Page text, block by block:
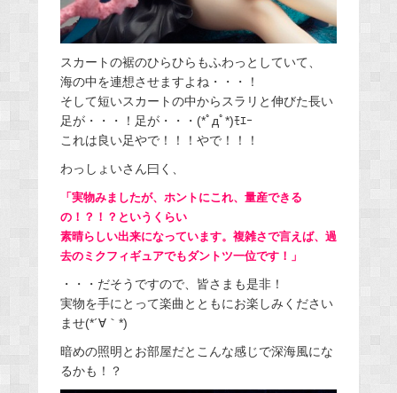
スカートの裾のひらひらもふわっとしていて、
海の中を連想させますよね・・・！
そして短いスカートの中からスラリと伸びた長い
足が・・・！足が・・・(*ﾟдﾟ*)ﾓｴｰ
これは良い足やで！！！やで！！！
わっしょいさん曰く、
「実物みましたが、ホントにこれ、量産できる
の！？！？というくらい
素晴らしい出来になっています。複雑さで言えば、過
去のミクフィギュアでもダントツ一位です！」
・・・だそうですので、皆さまも是非！
実物を手にとって楽曲とともにお楽しみください
ませ(*´∀｀*)
暗めの照明とお部屋だとこんな感じで深海風にな
るかも！？